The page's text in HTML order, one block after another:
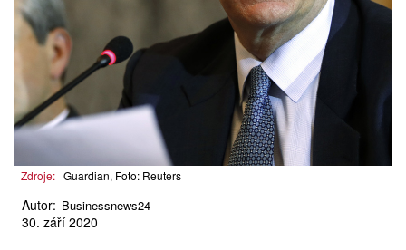
Zdroje: Guardian, Foto: Reuters
Autor: Businessnews24
30. září 2020